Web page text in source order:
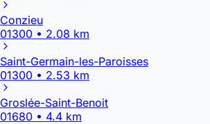
Conzieu
01300 • 2.08 km
Saint-Germain-les-Paroisses
01300 • 2.53 km
Groslée-Saint-Benoit
01680 • 4.4 km